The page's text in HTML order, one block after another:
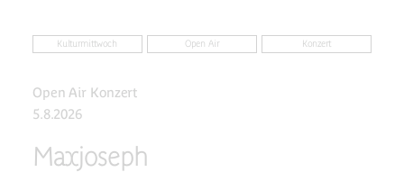
Kulturmittwoch Open Air Konzert
Open Air Konzert
5.8.2026
Maxjoseph